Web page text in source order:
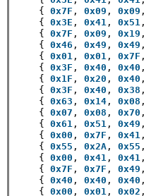
    {
0x7F , 0x09 , 0x09 ,
    {
0x3E , 0x41 , 0x51 ,
    {
0x7F , 0x09 , 0x19 ,
    {
0x46 , 0x49 , 0x49 ,
    {
0x01 , 0x01 , 0x7F ,
    {
0x3F , 0x40 , 0x40 ,
    {
0x1F , 0x20 , 0x40 ,
    {
0x3F , 0x40 , 0x38 ,
    {
0x63 , 0x14, 0x08 ,
    {
0x07 , 0x08 , 0x70 ,
    {
0x61 , 0x51 , 0x49 ,
    {
0x00 , 0x7F , 0x41 ,
    {
0x55 , 0x2A, 0x55 ,
    {
0x00 , 0x41 , 0x41 ,
    {
0x7F , 0x7F , 0x49 ,
    {
0x40 , 0x40 , 0x40 ,
    {
0x00 , 0x01 , 0x02 ,